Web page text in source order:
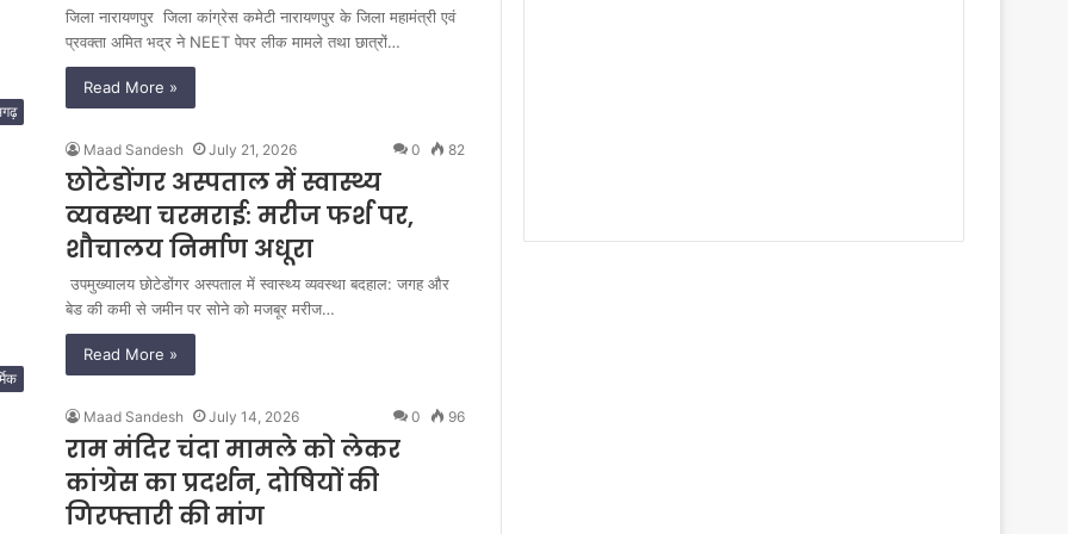
जिला नारायणपुर जिला कांग्रेस कमेटी नारायणपुर के जिला महामंत्री एवं
प्रवक्ता अमित भद्र ने NEET पेपर लीक मामले तथा छात्रों…
Read More »
Maad Sandesh July 21, 2026 0 82
छोटेडोंगर अस्पताल में स्वास्थ्य
व्यवस्था चरमराई: मरीज फर्श पर,
शौचालय निर्माण अधूरा
​ उपमुख्यालय छोटेडोंगर अस्पताल में स्वास्थ्य व्यवस्था बदहाल: जगह और
बेड की कमी से जमीन पर सोने को मजबूर मरीज…
Read More »
Maad Sandesh July 14, 2026 0 96
राम मंदिर चंदा मामले को लेकर
कांग्रेस का प्रदर्शन, दोषियों की
गिरफ्तारी की मांग